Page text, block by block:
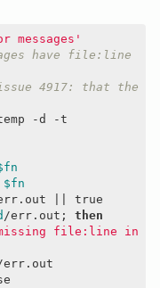
have file:line
4917: that the
-d
-t
$fn
|| true
/err.out; then
file:line in
err.out